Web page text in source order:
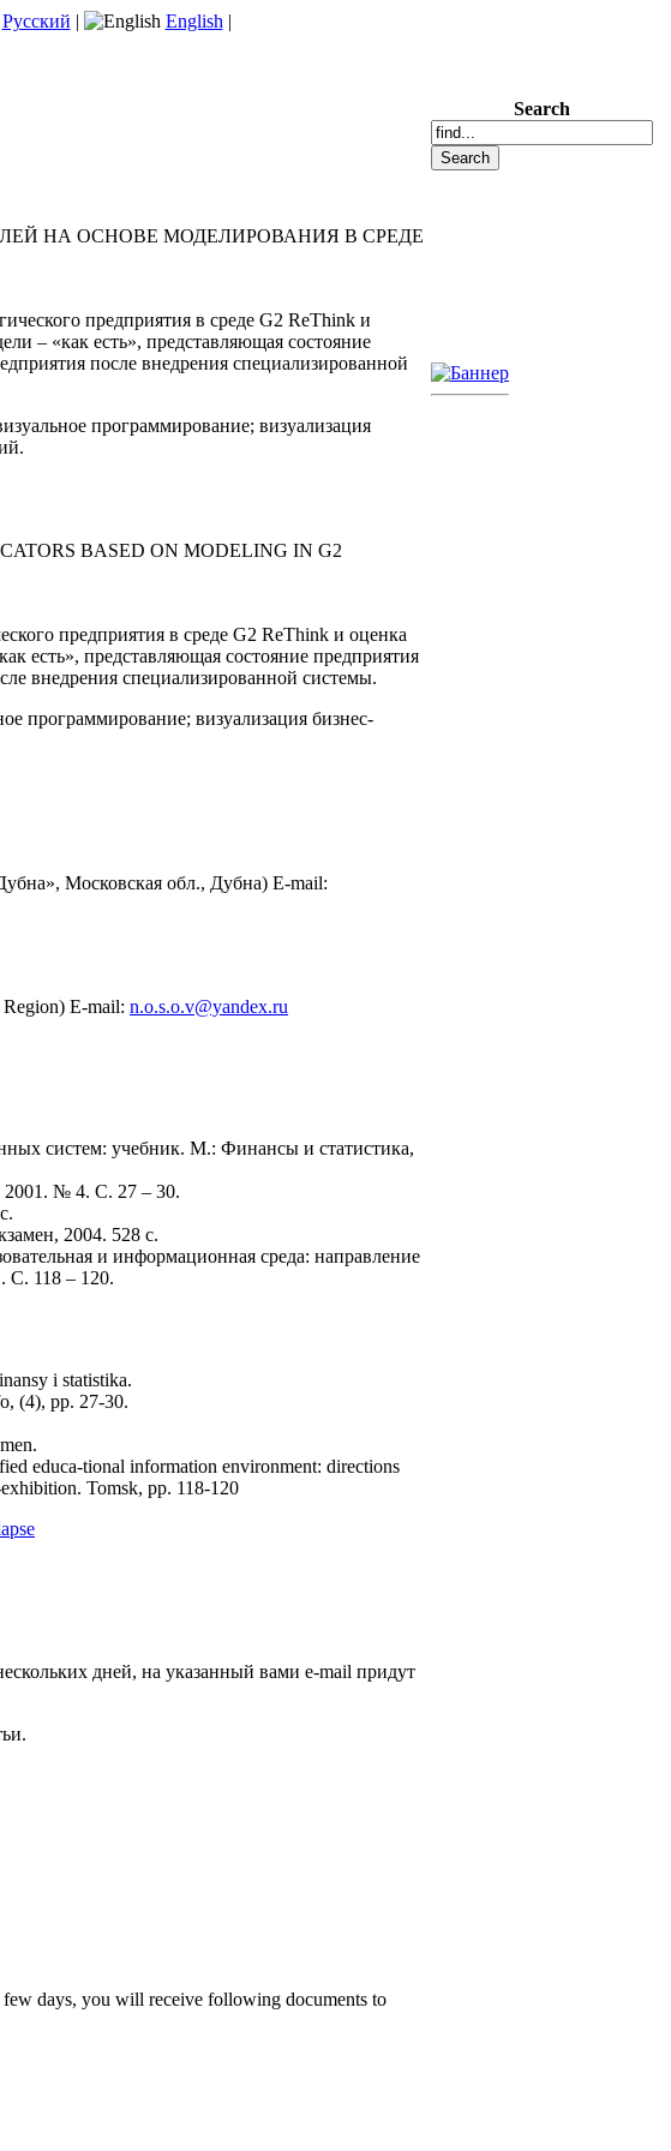
Русский | English |
НА ОСНОВЕ МОДЕЛИРОВАНИЯ В СРЕДЕ
предприятия в среде G2 ReThink и
– «как есть», представляющая состояние
после внедрения специализированной
программирование; визуализация
BASED ON MODELING IN G2
предприятия в среде G2 ReThink и оценка
есть», представляющая состояние предприятия
внедрения специализированной системы.
программирование; визуализация бизнес-
Московская обл., Дубна) E-mail:
E-mail: n.o.s.o.v@yandex.ru
систем: учебник. М.: Финансы и статистика,
№ 4. С. 27 – 30.
2004. 528 с.
и информационная среда: направление
С. 118 – 120.
i statistika.
(4), pp. 27-30.
educa-tional information environment: directions
Tomsk, pp. 118-120
дней, на указанный вами e-mail придут
days, you will receive following documents to
Search